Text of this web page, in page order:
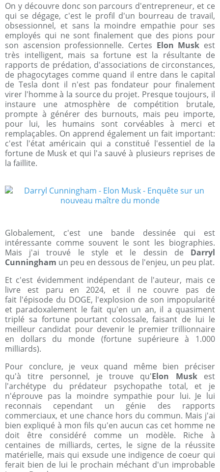
On y découvre donc son parcours d'entrepreneur, et ce
qui se dégage, c'est le profil d'un bourreau de travail,
obsessionnel, et sans la moindre empathie pour ses
employés qui ne sont finalement que des pions pour
son ascension professionnelle. Certes Elon Musk est
très intelligent, mais sa fortune est la résultante de
rapports de prédation, d'associations de circonstances,
de phagocytages comme quand il entre dans le capital
de Tesla dont il n'est pas fondateur pour finalement
virer l'homme à la source du projet. Presque toujours, il
instaure une atmosphère de compétition brutale,
prompte à générer des burnouts, mais peu importe,
pour lui, les humains sont corvéables à merci et
remplaçables. On apprend également un fait important:
c'est l'état américain qui a constitué l'essentiel de la
fortune de Musk et qui l'a sauvé à plusieurs reprises de
la faillite.
Globalement, c'est une bande dessinée qui est
intéressante comme souvent le sont les biographies.
Mais j'ai trouvé le style et le dessin de Darryl
Cunningham un peu en dessous de l'enjeu, un peu plat.
Et c'est évidemment indépendant de l'auteur, mais ce
livre est paru en 2024, et il ne couvre pas de
fait l'épisode du DOGE, l'explosion de son impopularité
et paradoxalement le fait qu'en un an, il a quasiment
triplé sa fortune pourtant colossale, faisant de lui le
meilleur candidat pour devenir le premier trillionnaire
en dollars du monde (fortune supérieure à 1.000
milliards).
Pour conclure, je veux quand même bien préciser
qu'à titre personnel, je trouve qu'Elon Muskest
l'archétype du prédateur psychopathe total, et je
n'éprouve pas la moindre sympathie pour lui. Je lui
reconnais cependant un génie des rapports
commerciaux, et une chance hors du commun. Mais j'ai
bien expliqué à mon fils qu'en aucun cas cet homme ne
doit être considéré comme un modèle. Riche à
centaines de milliards, certes, le signe de la réussite
matérielle, mais qui exsude une indigence de coeur qui
ferait bien de lui le prochain méchant d'un improbable